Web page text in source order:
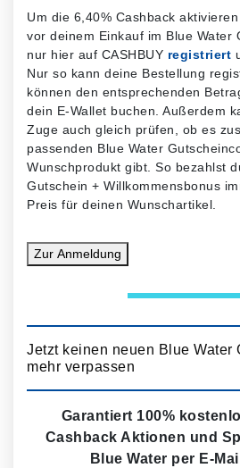
Um die 6,40% Cashback
vor deinem Einkauf im Blue Water
nur hier auf CASHBUY registriert
Nur so kann deine Bestellung
können den entsprechenden
dein E-Wallet buchen. Außerdem
Zuge auch gleich prüfen, ob es
passenden Blue Water
Wunschprodukt gibt. So bezahlst
Gutschein + Willkommensbonus
Preis für deinen Wunschartikel.
Zur Anmeldung
Jetzt keinen neuen Blue Water
mehr verpassen
Garantiert 100%
Cashback Aktionen und
Blue Water per E-